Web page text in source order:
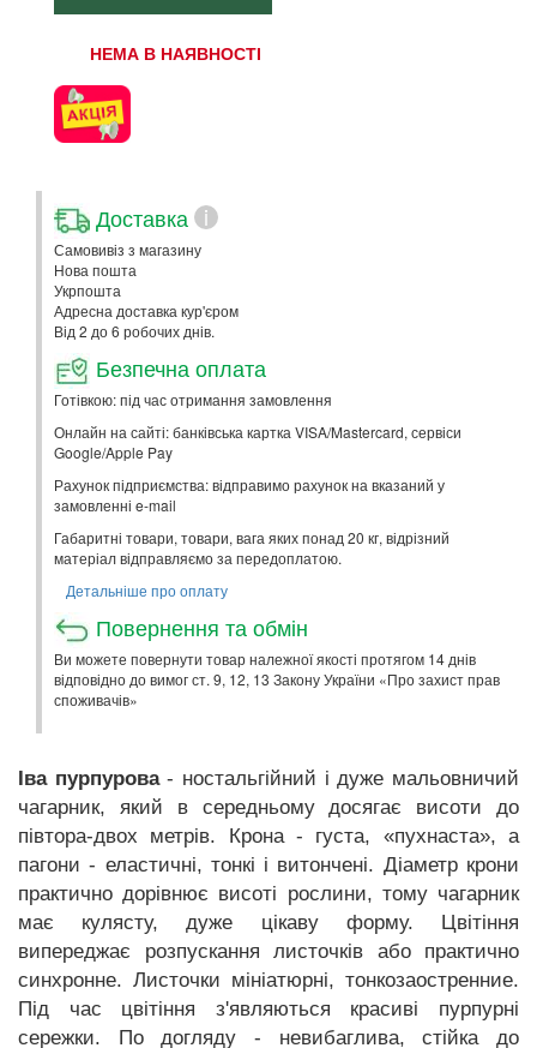
НЕМА В НАЯВНОСТІ
Доставка i
Самовивіз з магазину
Нова пошта
Укрпошта
Адресна доставка кур'єром
Від 2 до 6 робочих днів.
Безпечна оплата
Готівкою: під час отримання замовлення
Онлайн на сайті: банківська картка VISA/Mastercard, сервіси
Google/Apple Pay
Рахунок підприємства: відправимо рахунок на вказаний у
замовленні e-mail
Габаритні товари, товари, вага яких понад 20 кг, відрізний
матеріал відправляємо за передоплатою.
Детальніше про оплату
Повернення та обмін
Ви можете повернути товар належної якості протягом 14 днів
відповідно до вимог ст. 9, 12, 13 Закону України «Про захист прав
споживачів»
Іва пурпурова- ностальгійний і дуже мальовничий
чагарник, який в середньому досягає висоти до
півтора-двох метрів. Крона - густа, «пухнаста», а
пагони - еластичні, тонкі і витончені. Діаметр крони
практично дорівнює висоті рослини, тому чагарник
має кулясту, дуже цікаву форму. Цвітіння
випереджає розпускання листочків або практично
синхронне. Листочки мініатюрні, тонкозаостренние.
Під час цвітіння з'являються красиві пурпурні
сережки. По догляду - невибаглива, стійка до